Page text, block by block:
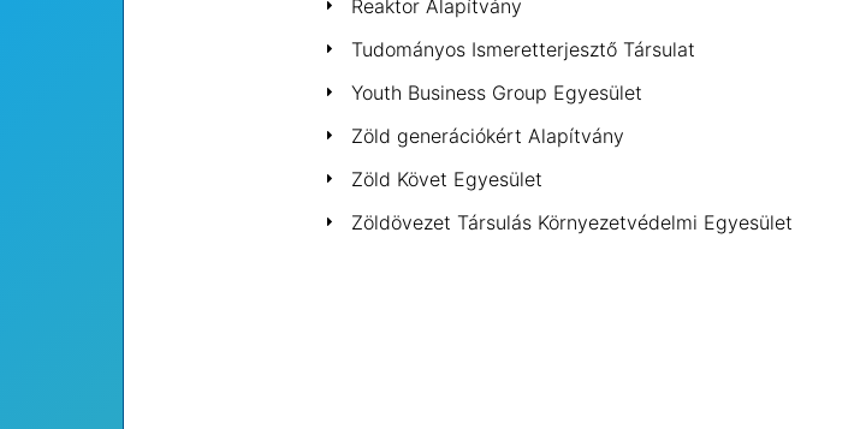
Reaktor Alapítvány
Tudományos Ismeretterjesztő Társulat
Youth Business Group Egyesület
Zöld generációkért Alapítvány
Zöld Követ Egyesület
Zöldövezet Társulás Környezetvédelmi Egyesület